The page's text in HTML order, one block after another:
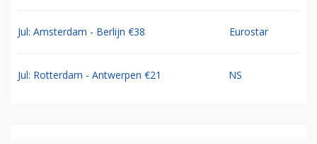
Jul: Amsterdam - Berlijn €38 Eurostar
Jul: Rotterdam - Antwerpen €21 NS